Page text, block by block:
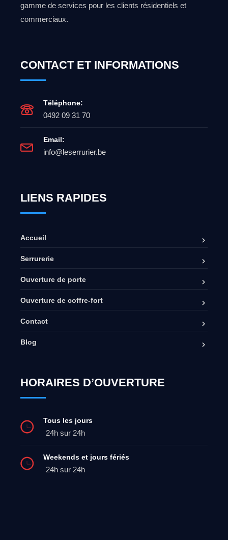
gamme de services pour les clients résidentiels et
commerciaux.
CONTACT ET INFORMATIONS
Téléphone:
0492 09 31 70
Email:
info@leserrurier.be
LIENS RAPIDES
Accueil
Serrurerie
Ouverture de porte
Ouverture de coffre-fort
Contact
Blog
HORAIRES D’OUVERTURE
Tous les jours
24h sur 24h
Weekends et jours fériés
24h sur 24h